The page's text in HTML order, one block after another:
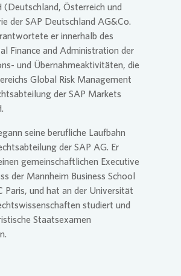
(Deutschland, Österreich und
der SAP Deutschland AG&Co.
er innerhalb des
Finance and Administration der
und Übernahmeaktivitäten, die
Global Risk Management
der SAP Markets
seine berufliche Laufbahn
der SAP AG. Er
gemeinschaftlichen Executive
der Mannheim Business School
Paris, und hat an der Universität
studiert und
Staatsexamen